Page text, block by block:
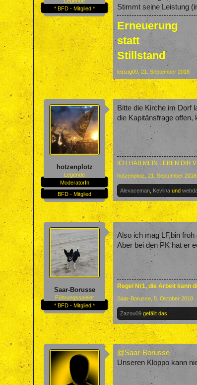
* BFD - Mitglied *
Stimmt seine Leistung
Erneuerung
statt
Stillstand
leipzig09, 21. September 2018
hotzenplotz
Legende
ModeratorIn
BFD - Mitglied
Bitte die Kirche im Dorf
die Kapitänsfrage offen,
ICH HAB MEIN LEBEN DIR
hotzenplotz 21. September 2018
Alexaceman Kevlina und
Saar-Borusse
Führungsspieler
* BFD - Mitglied *
Also ich mag LF,bin
Aber bei den PK hat er
Regel Nr1, die Arbeit kann
Saar-Borusse 5. Oktober 2018
Zazou09 gefällt das.
@Saar-Borusse
Unseren Kloppo kann